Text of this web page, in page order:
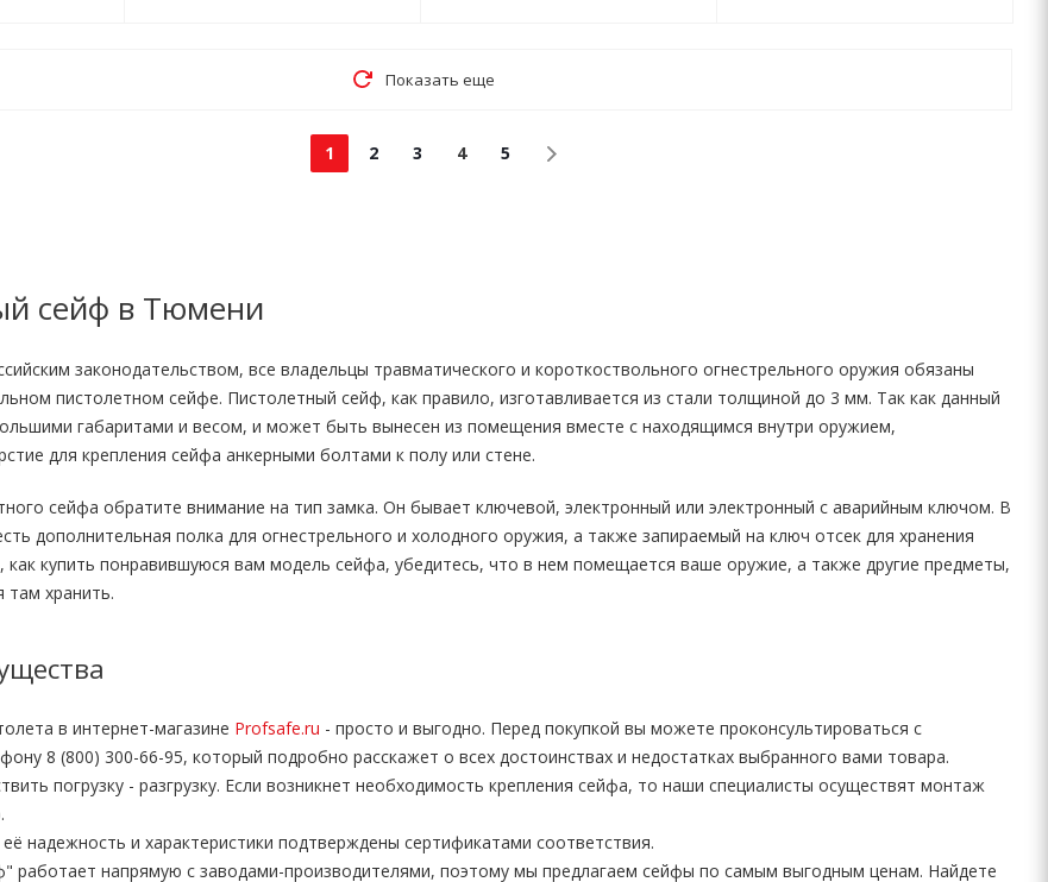
Показать еще
1 2 3 4 5
сейф в Тюмени
законодательством, все владельцы травматического и короткоствольного огнестрельного оружия обязаны
пистолетном сейфе. Пистолетный сейф, как правило, изготавливается из стали толщиной до 3 мм. Так как данный
габаритами и весом, и может быть вынесен из помещения вместе с находящимся внутри оружием,
для крепления сейфа анкерными болтами к полу или стене.
сейфа обратите внимание на тип замка. Он бывает ключевой, электронный или электронный с аварийным ключом. В
дополнительная полка для огнестрельного и холодного оружия, а также запираемый на ключ отсек для хранения
как купить понравившуюся вам модель сейфа, убедитесь, что в нем помещается ваше оружие, а также другие предметы,
там хранить.
в интернет-магазине Profsafe.ru - просто и выгодно. Перед покупкой вы можете проконсультироваться с
8 (800) 300-66-95, который подробно расскажет о всех достоинствах и недостатках выбранного вами товара.
погрузку - разгрузку. Если возникнет необходимость крепления сейфа, то наши специалисты осуществят монтаж
надежность и характеристики подтверждены сертификатами соответствия.
работает напрямую с заводами-производителями, поэтому мы предлагаем сейфы по самым выгодным ценам. Найдете